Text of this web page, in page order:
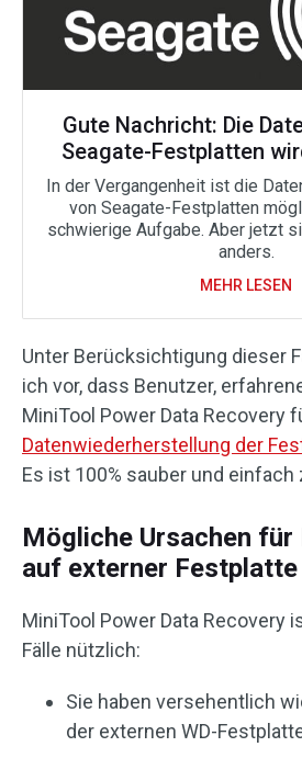
Gute Nachricht: Die
Seagate-Festplatten
In der Vergangenheit ist die
von Seagate-Festplatten
schwierige Aufgabe. Aber jetzt
anders.
MEHR LESEN
Unter Berücksichtigung dieser
ich vor, dass Benutzer,
MiniTool Power Data Recovery
Datenwiederherstellung der
Es ist 100% sauber und einfach
Mögliche Ursachen
auf externer Festplatte
MiniTool Power Data Recovery
Fälle nützlich:
Sie haben versehentlich
der externen WD-